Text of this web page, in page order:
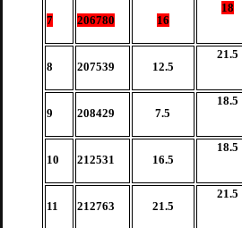
7 206780 16
18
8 207539 12.5
21.5
9 208429 7.5
18.5
10 212531 16.5
18.5
11 212763 21.5
21.5